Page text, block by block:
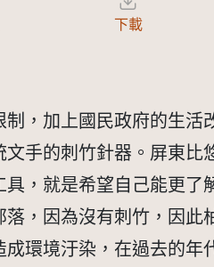
下載
，加上國民政府的生活
手的刺竹針器。屏東比
，就是希望自己能更了
，因為沒有刺竹，因此
環境汙染，在過去的年